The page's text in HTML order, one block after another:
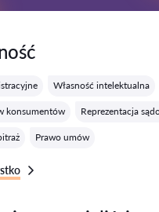
Własność intelektualna
konsumentów Reprezentacja
Prawo umów